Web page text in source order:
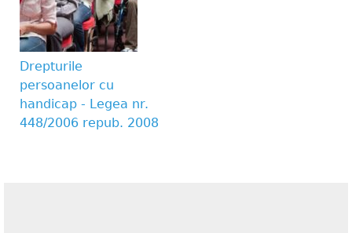
Drepturile
persoanelor cu
handicap - Legea nr.
448/2006 repub. 2008